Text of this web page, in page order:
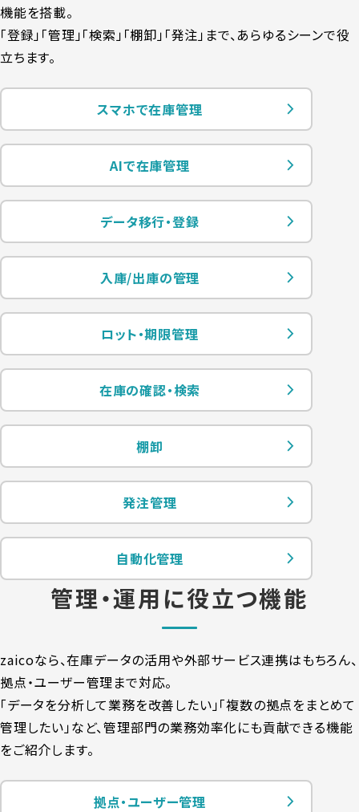
機能を搭載。
「登録」「管理」「検索」「棚卸」「発注」まで、あらゆるシーンで役
立ちます。
スマホで在庫管理
AIで在庫管理
データ移行・登録
入庫/出庫の管理
ロット・期限管理
在庫の確認・検索
棚卸
発注管理
自動化管理
管理・運用に役立つ機能
zaicoなら、在庫データの活用や外部サービス連携はもちろん、
拠点・ユーザー管理まで対応。
「データを分析して業務を改善したい」「複数の拠点をまとめて
管理したい」など、管理部門の業務効率化にも貢献できる機能
をご紹介します。
拠点・ユーザー管理